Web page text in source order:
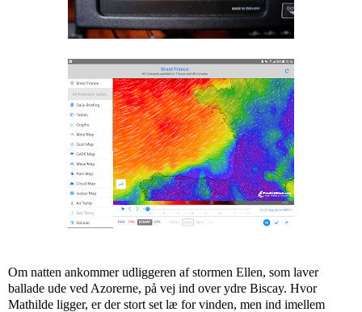
Om natten ankommer udliggeren af stormen Ellen, som laver
ballade ude ved Azorerne, på vej ind over ydre Biscay. Hvor
Mathilde ligger, er der stort set læ for vinden, men ind imellem